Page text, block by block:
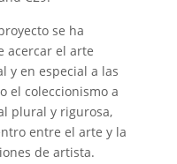
se ha
acercar el arte
y en especial a las
el coleccionismo a
plural y rigurosa,
entre el arte y la
de artista.